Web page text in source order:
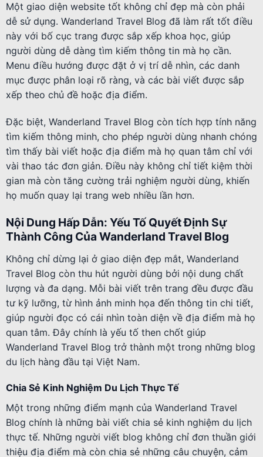
Một giao diện website tốt không chỉ đẹp mà còn phải
dễ sử dụng. Wanderland Travel Blog đã làm rất tốt điều
này với bố cục trang được sắp xếp khoa học, giúp
người dùng dễ dàng tìm kiếm thông tin mà họ cần.
Menu điều hướng được đặt ở vị trí dễ nhìn, các danh
mục được phân loại rõ ràng, và các bài viết được sắp
xếp theo chủ đề hoặc địa điểm.
Đặc biệt, Wanderland Travel Blog còn tích hợp tính năng
tìm kiếm thông minh, cho phép người dùng nhanh chóng
tìm thấy bài viết hoặc địa điểm mà họ quan tâm chỉ với
vài thao tác đơn giản. Điều này không chỉ tiết kiệm thời
gian mà còn tăng cường trải nghiệm người dùng, khiến
họ muốn quay lại trang web nhiều lần hơn.
Nội Dung Hấp Dẫn: Yếu Tố Quyết Định Sự
Thành Công Của Wanderland Travel Blog
Không chỉ dừng lại ở giao diện đẹp mắt, Wanderland
Travel Blog còn thu hút người dùng bởi nội dung chất
lượng và đa dạng. Mỗi bài viết trên trang đều được đầu
tư kỹ lưỡng, từ hình ảnh minh họa đến thông tin chi tiết,
giúp người đọc có cái nhìn toàn diện về địa điểm mà họ
quan tâm. Đây chính là yếu tố then chốt giúp
Wanderland Travel Blog trở thành một trong những blog
du lịch hàng đầu tại Việt Nam.
Chia Sẻ Kinh Nghiệm Du Lịch Thực Tế
Một trong những điểm mạnh của Wanderland Travel
Blog chính là những bài viết chia sẻ kinh nghiệm du lịch
thực tế. Những người viết blog không chỉ đơn thuần giới
thiệu địa điểm mà còn chia sẻ những câu chuyện, cảm